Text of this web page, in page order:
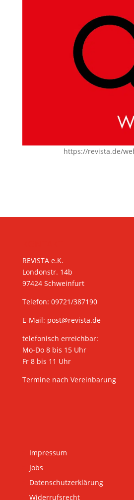
https://revista.de/
REVISTA e.K.
Londonstr. 14b
97424 Schweinfurt
Telefon: 09721/387190
E-Mail: post@revista.de
telefonisch erreichbar:
Mo-Do 8 bis 15 Uhr
Fr 8 bis 11 Uhr
Termine nach Vereinbarung
Impressum
Jobs
Datenschutzerklärung
Widerrufsrecht